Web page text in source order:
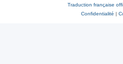
Traduction française
Confidentialité